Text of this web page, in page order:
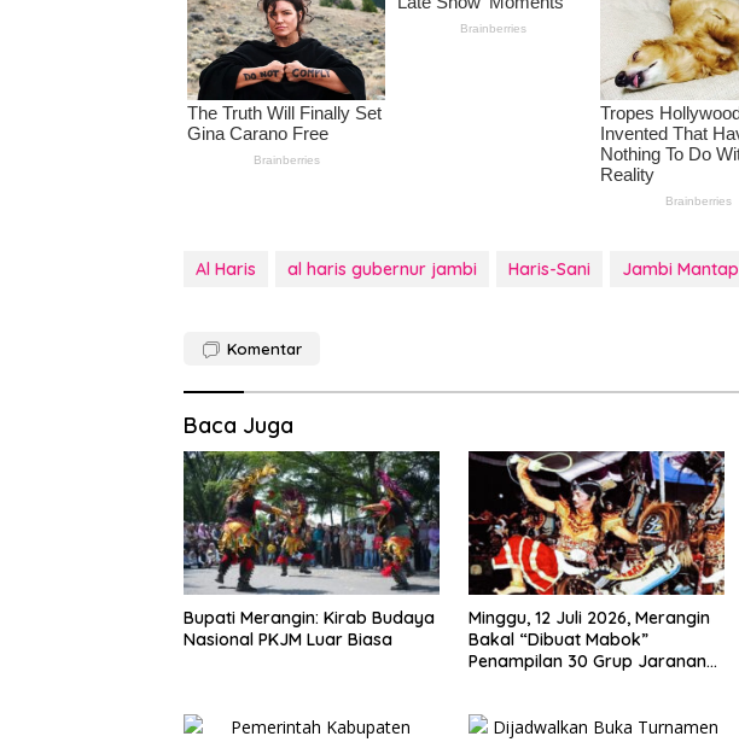
Al Haris al haris gubernur jambi Haris-Sani Jambi Mantap
Komentar
Baca Juga
Bupati Merangin: Kirab Budaya
Nasional PKJM Luar Biasa
Minggu, 12 Juli 2026, Merangin
Bakal “Dibuat Mabok”
Penampilan 30 Grup Jaranan